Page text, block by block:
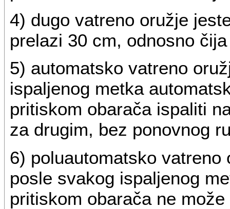
4) dugo vatreno oružje
prelazi 30 cm, odnosno
5) automatsko vatreno
ispaljenog metka
pritiskom obarača ispaliti
za drugim, bez ponovnog
6) poluautomatsko
posle svakog ispaljenog
pritiskom obarača ne